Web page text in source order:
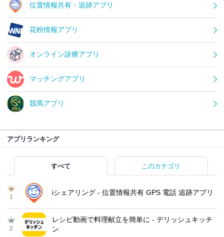
位置情報共有・追跡アプリ
花粉情報アプリ
オンライン診療アプリ
マッチングアプリ
競馬アプリ
アプリランキング
すべて このカテゴリ
1
iシェアリング - 位置情報共有 GPS 電話 追跡アプリ
2
レシピ動画で料理献立を簡単‪に - デリッシュキッチ
ン